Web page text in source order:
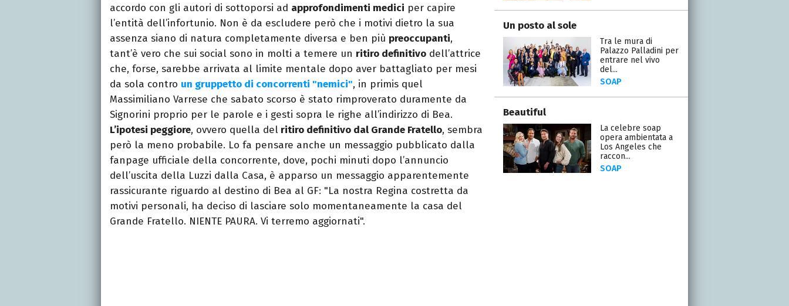
accordo con gli autori di sottoporsi ad approfondimenti medici per capire
l’entità dell’infortunio. Non è da escludere però che i motivi dietro la sua
assenza siano di natura completamente diversa e ben più preoccupanti,
tant’è vero che sui social sono in molti a temere un ritiro definitivo dell’attrice
che, forse, sarebbe arrivata al limite mentale dopo aver battagliato per mesi
da sola contro un gruppetto di concorrenti "nemici", in primis quel
Massimiliano Varrese che sabato scorso è stato rimproverato duramente da
Signorini proprio per le parole e i gesti sopra le righe all’indirizzo di Bea.
L’ipotesi peggiore, ovvero quella del ritiro definitivo dal Grande Fratello, sembra
però la meno probabile. Lo fa pensare anche un messaggio pubblicato dalla
fanpage ufficiale della concorrente, dove, pochi minuti dopo l’annuncio
dell’uscita della Luzzi dalla Casa, è apparso un messaggio apparentemente
rassicurante riguardo al destino di Bea al GF: "La nostra Regina costretta da
motivi personali, ha deciso di lasciare solo momentaneamente la casa del
Grande Fratello. NIENTE PAURA. Vi terremo aggiornati".
Un posto al sole
Tra le mura di
Palazzo Palladini per
entrare nel vivo
del...
SOAP
Beautiful
La celebre soap
opera ambientata a
Los Angeles che
raccon...
SOAP